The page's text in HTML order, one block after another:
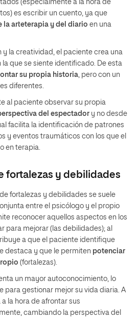
(especialmente a la hora de
es escribir un cuento, ya que
la arteterapia y del diario en una
y la creatividad, el paciente crea una
que se siente identificado. De esta
su propia historia, pero con un
diferentes.
al paciente observar su propia
del espectador y no desde
facilita la identificación de patrones
y eventos traumáticos con los que el
en terapia.
fortalezas y debilidades
fortalezas y debilidades se suele
entre el psicólogo y el propio
reconocer aquellos aspectos en los
para mejorar (las debilidades); al
a que el paciente identifique
destaca y que le permiten potenciar
(fortalezas).
un mayor autoconocimiento, lo
para gestionar mejor su vida diaria. A
la hora de afrontar sus
cambiando la perspectiva del